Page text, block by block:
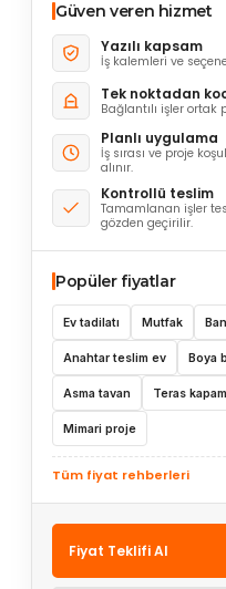
Güven veren hizmet
Yazılı kapsam
İş kalemleri ve
Tek noktadan
Bağlantılı işler ortak
Planlı uygulama
İş sırası ve proje
alınır.
Kontrollü teslim
Tamamlanan işler
gözden geçirilir.
Popüler fiyatlar
Ev tadilatı Mutfak
Anahtar teslim ev Boya
Asma tavan Teras
Mimari proje
Tüm fiyat rehberleri
Fiyat Teklifi Al